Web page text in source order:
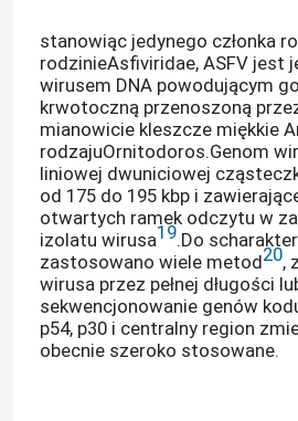
Skontaktuj się z nami
Aktualności
Sprawy
Blog
Maszyna RT qPCR
stanowiąc jedynego członka
rodzinieAsfiviridae, ASFV jest
wirusem DNA powodującym
krwotoczną przenoszoną
mianowicie kleszcze miękkie
rodzajuOrnitodoros.Genom
liniowej dwuniciowej
od 175 do 195 kbp i
otwartych ramek odczytu w
izolatu wirusa19.Do
zastosowano wiele metod20,
wirusa przez pełnej długości
sekwencjonowanie genów
p54, p30 i centralny region
obecnie szeroko stosowane.